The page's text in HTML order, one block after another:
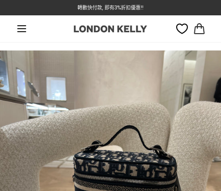
本週特價 - Dior 低至7折
轉數快付款, 即有3%折扣優惠!!
車